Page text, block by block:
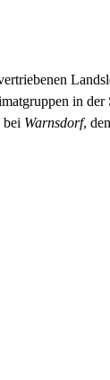
in der
bei Warnsdorf,